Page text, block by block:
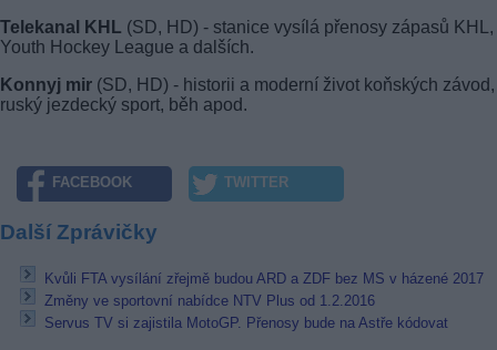
Telekanal KHL (SD, HD) - stanice vysílá přenosy zápasů KHL,
Youth Hockey League a dalších.
Konnyj mir (SD, HD) - historii a moderní život koňských závod,
ruský jezdecký sport, běh apod.
FACEBOOK TWITTER
Další Zprávičky
Kvůli FTA vysílání zřejmě budou ARD a ZDF bez MS v házené 2017
Změny ve sportovní nabídce NTV Plus od 1.2.2016
Servus TV si zajistila MotoGP. Přenosy bude na Astře kódovat